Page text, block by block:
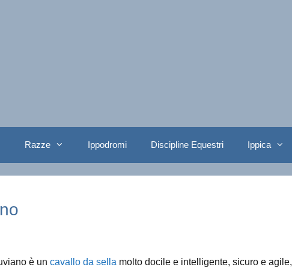
Razze Ippodromi Discipline Equestri Ippica
è un cavallo da sella molto docile e intelligente, sicuro e agile,